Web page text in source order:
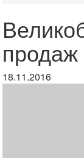
продаж
18.11.2016